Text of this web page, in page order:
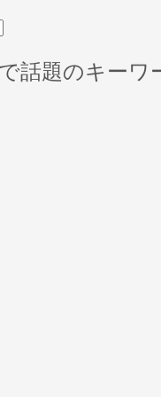
話題のキーワ